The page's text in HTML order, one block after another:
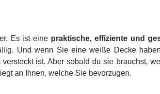
Es ist eine praktische, effiziente und
Und wenn Sie eine weiße Decke
ist. Aber sobald du sie brauchst,
an Ihnen, welche Sie bevorzugen.